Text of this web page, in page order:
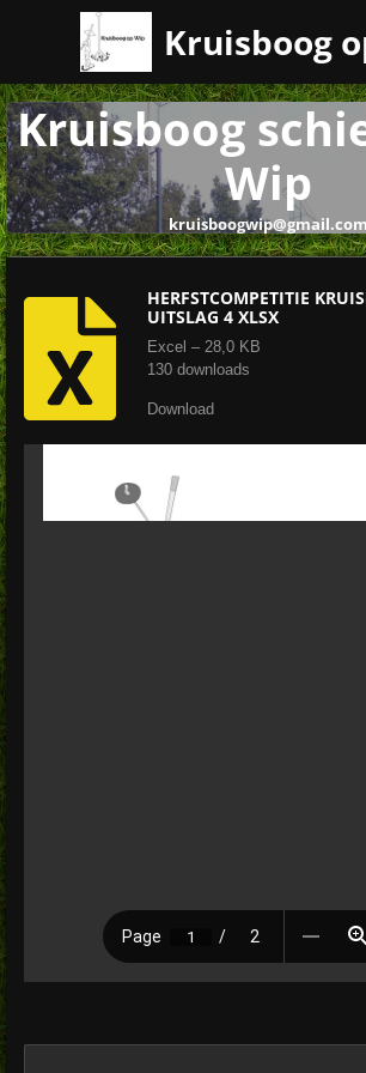
de
hoofdinhoud
Kruisboog
Kruisboog
Wip
kruisboogwip@gmail.com
HERFSTCOMPETITIE
UITSLAG 4 XLSX
Excel – 28,0 KB
130 downloads
Download